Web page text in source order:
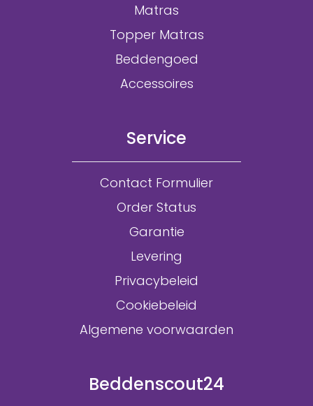
Matras
Topper Matras
Beddengoed
Accessoires
Service
Contact Formulier
Order Status
Garantie
Levering
Privacybeleid
Cookiebeleid
Algemene voorwaarden
Beddenscout24